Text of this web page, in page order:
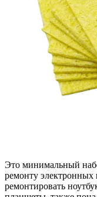
Это минимальный
ремонту электронных
ремонтировать